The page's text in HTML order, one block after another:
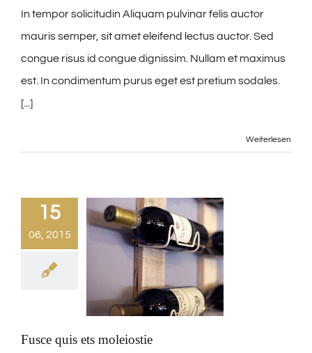
In tempor solicitudin Aliquam pulvinar felis auctor
mauris semper, sit amet eleifend lectus auctor. Sed
congue risus id congue dignissim. Nullam et maximus
est. In condimentum purus eget est pretium sodales.
[...]
Weiterlesen
15
06, 2015
Fusce quis ets moleiostie